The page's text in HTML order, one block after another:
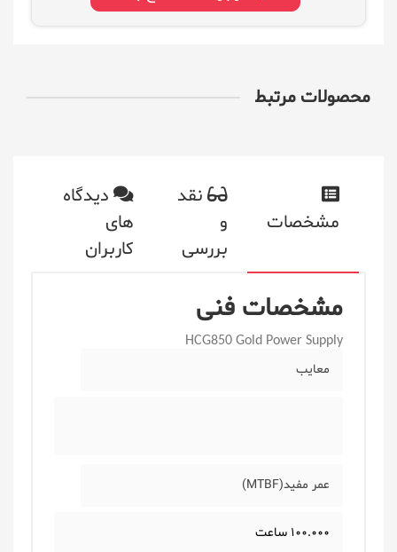
محصولات مرتبط
مشخصات
نقد
و
بررسی
دیدگاه
های
کاربران
مشخصات فنی
HCG850 Gold Power Supply
معایب
عمر مفید(MTBF)
100.000 ساعت